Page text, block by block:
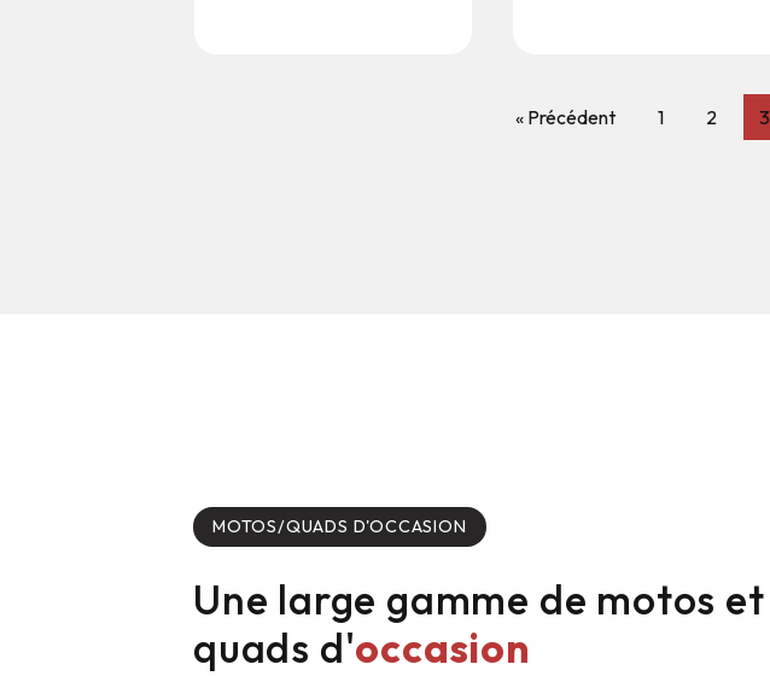
« Précédent 1 2 3
MOTOS/QUADS D'OCCASION
Une large gamme de motos et
quads d'occasion